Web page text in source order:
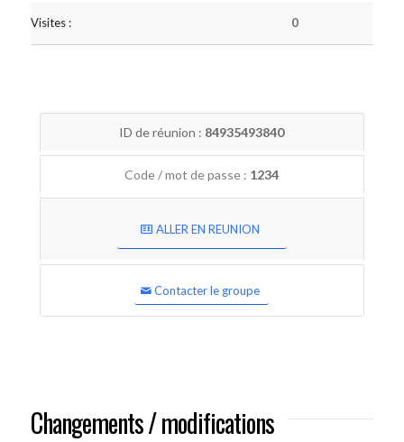
Visites : 0
ID de réunion : 84935493840
Code / mot de passe : 1234
ALLER EN REUNION
Contacter le groupe
Changements / modifications